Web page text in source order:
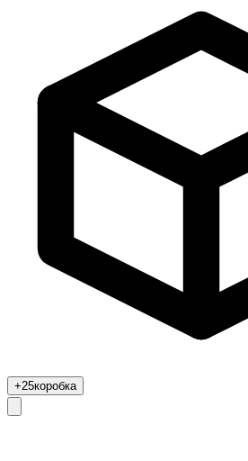
+25коробка